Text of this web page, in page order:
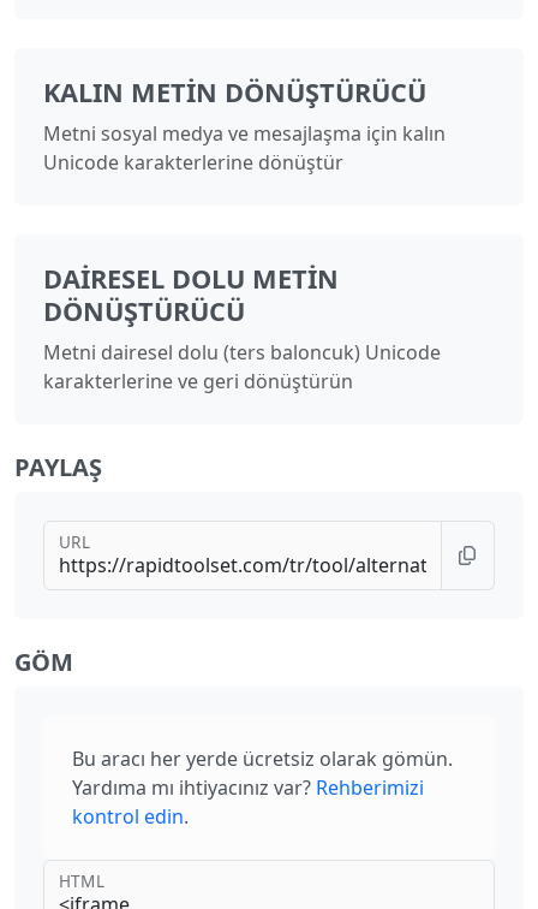
KALIN METIN DÖNÜŞTÜRÜCÜ
Metni sosyal medya ve mesajlaşma için kalın
Unicode karakterlerine dönüştür
DAIRESEL DOLU METIN
DÖNÜŞTÜRÜCÜ
Metni dairesel dolu (ters baloncuk) Unicode
karakterlerine ve geri dönüştürün
PAYLAŞ
URL
GÖM
Bu aracı her yerde ücretsiz olarak gömün.
Yardıma mı ihtiyacınız var? Rehberimizi
kontrol edin.
HTML